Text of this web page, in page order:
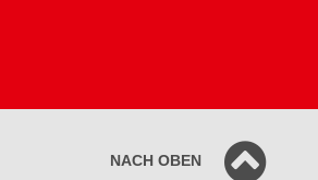
NACH OBEN